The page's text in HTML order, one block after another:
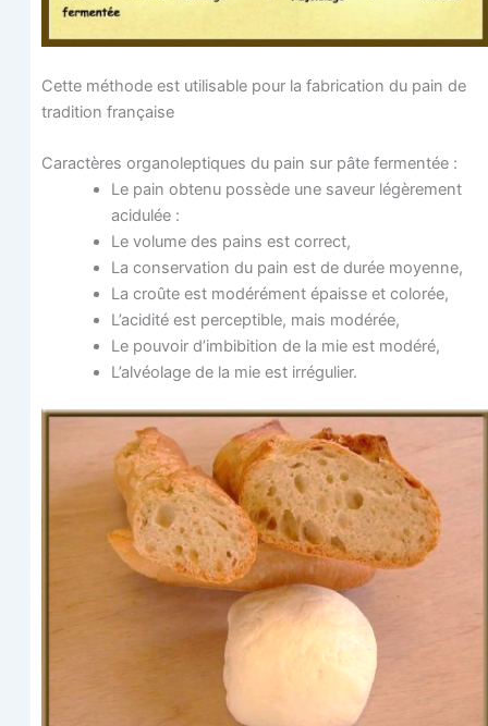
Cette méthode est uti­li­sable pour la fabri­ca­tion du pain de
tra­di­tion française
Carac­tères orga­no­lep­tiques du pain sur pâte fermentée :
Le pain obte­nu pos­sède une saveur légè­re­ment
acidulée :
Le volume des pains est correct,
La conser­va­tion du pain est de durée moyenne,
La croûte est modé­ré­ment épaisse et colorée,
L’acidité est per­cep­tible, mais modérée,
Le pou­voir d’imbibition de la mie est modéré,
L’alvéolage de la mie est irrégulier.